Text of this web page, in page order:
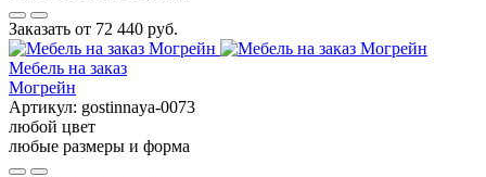
Заказать от 72 440 руб.
Мебель на заказ
Могрейн
Артикул: gostinnaya-0073
любой цвет
любые размеры и форма